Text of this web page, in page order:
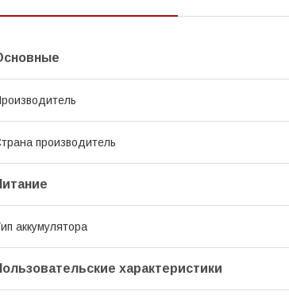
производитель
аккумулятора
характеристики